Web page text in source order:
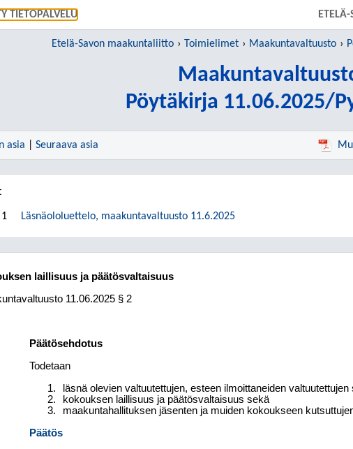
TIETOPALVELU SIIRRY SUORAAN PÄÄSISÄLTÖÖN
Etelä-Savon maakuntaliitto Toimielimet Maakuntavaltuusto
Pöytäkirja 11.06.2025/
asia Seuraava asia
1 Läsnäololuettelo, maakuntavaltuusto 11.6.2025
laillisuus ja päätösvaltaisuus
11.06.2025 § 2
Päätösehdotus
Todetaan
läsnä olevien valtuutettujen, esteen ilmoittaneiden
kokouksen laillisuus ja päätösvaltaisuus sekä
maakuntahallituksen jäsenten ja muiden kokoukseen
Päätös